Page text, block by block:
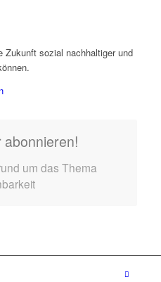
Zukunft sozial nachhaltiger und
abonnieren!
um das Thema